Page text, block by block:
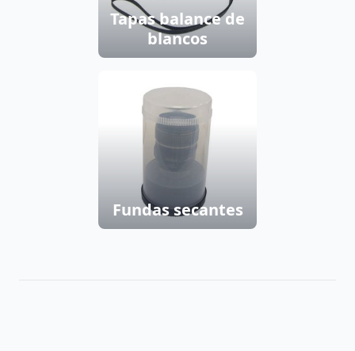
Tapas balance de
blancos
Fundas secantes